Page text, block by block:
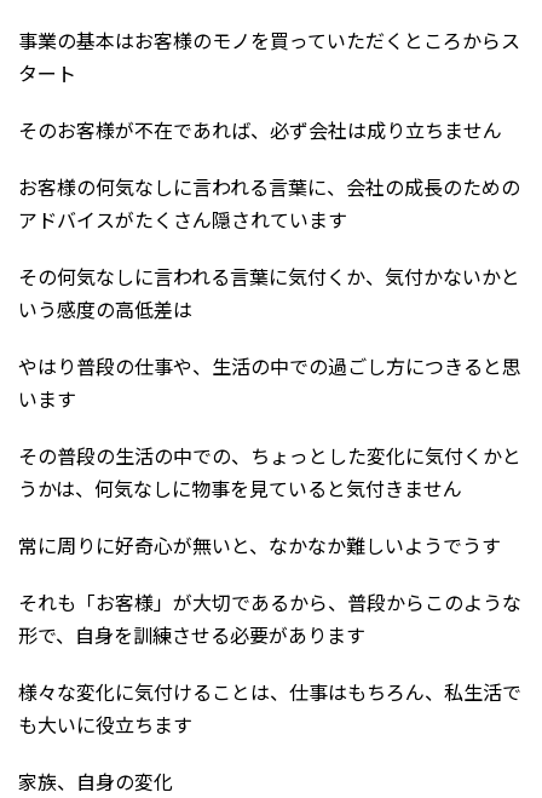
事業の基本はお客様のモノを買っていただくところからス
タート
そのお客様が不在であれば、必ず会社は成り立ちません
お客様の何気なしに言われる言葉に、会社の成長のための
アドバイスがたくさん隠されています
その何気なしに言われる言葉に気付くか、気付かないかと
いう感度の高低差は
やはり普段の仕事や、生活の中での過ごし方につきると思
います
その普段の生活の中での、ちょっとした変化に気付くかと
うかは、何気なしに物事を見ていると気付きません
常に周りに好奇心が無いと、なかなか難しいようでうす
それも「お客様」が大切であるから、普段からこのような
形で、自身を訓練させる必要があります
様々な変化に気付けることは、仕事はもちろん、私生活で
も大いに役立ちます
家族、自身の変化